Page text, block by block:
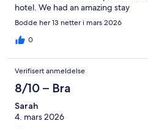
hotel. We had an amazing stay
Bodde her 13 netter i mars 2026
0
Verifisert anmeldelse
8/10 – Bra
Sarah
4. mars 2026